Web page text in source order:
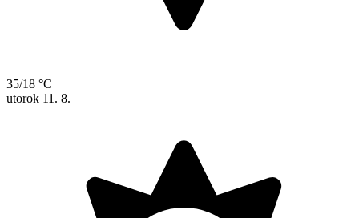
35/18 °C
utorok 11. 8.